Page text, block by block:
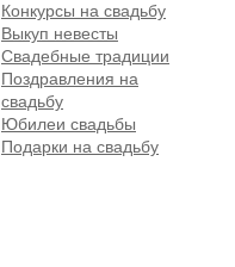
Конкурсы на свадьбу
Выкуп невесты
Свадебные традиции
Поздравления на
свадьбу
Юбилеи свадьбы
Подарки на свадьбу